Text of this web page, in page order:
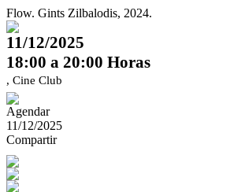
Flow. Gints Zilbalodis, 2024.
11/12/2025
18:00 a 20:00 Horas
, Cine Club
Agendar
11/12/2025
Compartir